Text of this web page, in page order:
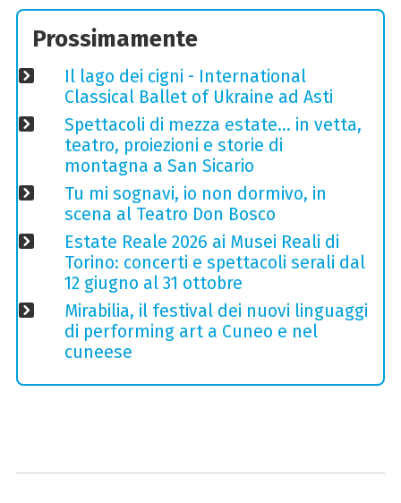
Prossimamente
Il lago dei cigni - International
Classical Ballet of Ukraine ad Asti
Spettacoli di mezza estate… in vetta,
teatro, proiezioni e storie di
montagna a San Sicario
Tu mi sognavi, io non dormivo, in
scena al Teatro Don Bosco
Estate Reale 2026 ai Musei Reali di
Torino: concerti e spettacoli serali dal
12 giugno al 31 ottobre
Mirabilia, il festival dei nuovi linguaggi
di performing art a Cuneo e nel
cuneese